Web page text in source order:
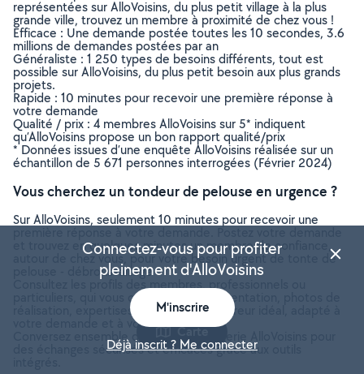
représentées sur AlloVoisins, du plus petit village à la plus
grande ville, trouvez un membre à proximité de chez vous !
Efficace : Une demande postée toutes les 10 secondes, 3.6
millions de demandes postées par an
Généraliste : 1 250 types de besoins différents, tout est
possible sur AlloVoisins, du plus petit besoin aux plus grands
projets.
Rapide : 10 minutes pour recevoir une première réponse à
votre demande
Qualité / prix : 4 membres AlloVoisins sur 5* indiquent
qu’AlloVoisins propose un bon rapport qualité/prix
* Données issues d’une enquête AlloVoisins réalisée sur un
échantillon de 5 671 personnes interrogées (Février 2024)
Vous cherchez un tondeur de pelouse en urgence ?
Sur AlloVoisins, seulement 10 minutes pour recevoir une
et trouvez en quelques minutes un membre de confiance,
autour de chez vous, pour votre besoin urgent de tonte de
pelouse - débroussaillage
Consultez les profils des membres, professionnels ou
particuliers, qui vous ont contacté. Présentation, photos de
réalisation, expertises, avis : trouvez l'offreur idéal, adapté à
votre demande et à votre budget.
Conversez ensemble depuis la messagerie AlloVoisins pour
des échanges sécurisés et efficaces grâce aux outils
Carte
Connectez-vous pour profiter
pleinement d'AlloVoisins
M'inscrire
Déjà inscrit ? Me connecter